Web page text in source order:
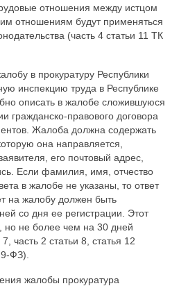
отношения между истцом
отношениям будут применяться
(часть 4 статьи 11 ТК
в прокуратуру Республики
инспекцию труда в Республике
описать в жалобе сложившуюся
гражданско-правового договора
Жалоба должна содержать
она направляется,
его почтовый адрес,
Если фамилия, имя, отчество
в жалобе не указаны, то ответ
на жалобу должен быть
со дня ее регистрации. Этот
но не более чем на 30 дней
часть 2 статьи 8, статья 12
ФЗ).
жалобы прокуратура